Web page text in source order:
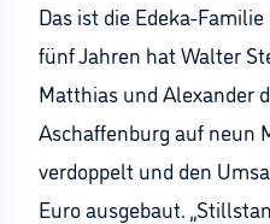
Das ist die Edeka-
fünf Jahren hat Walter
Matthias und Alexander
Aschaffenburg auf neun
verdoppelt und den
Euro ausgebaut.